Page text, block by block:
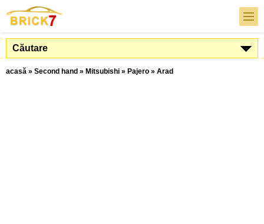
Căutare
acasă » Second hand » Mitsubishi » Pajero » Arad